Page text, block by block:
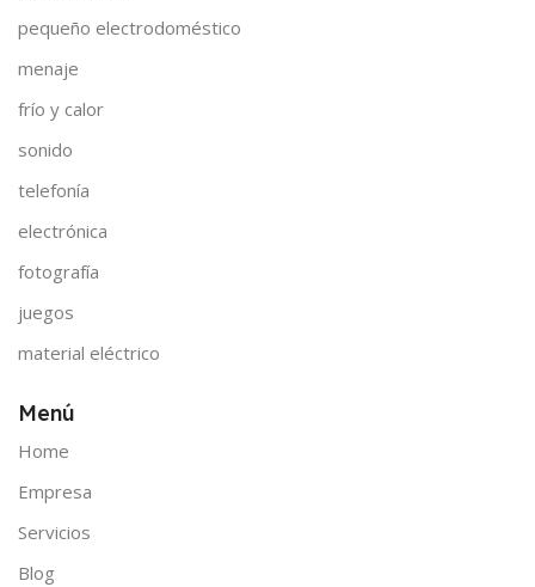
pequeño electrodoméstico
menaje
frío y calor
sonido
telefonía
electrónica
fotografía
juegos
material eléctrico
Menú
Home
Empresa
Servicios
Blog